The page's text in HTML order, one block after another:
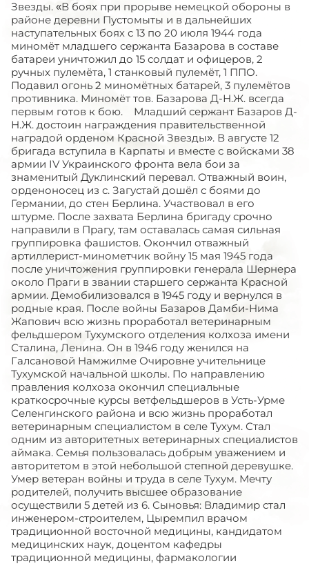
Звезды. «В боях при прорыве немецкой обороны в
районе деревни Пустомыты и в дальнейших
наступательных боях с 13 по 20 июля 1944 года
миномёт младшего сержанта Базарова в составе
батареи уничтожил до 15 солдат и офицеров, 2
ручных пулемёта, 1 станковый пулемёт, 1 ППО.
Подавил огонь 2 миномётных батарей, 3 пулемётов
противника. Миномёт тов. Базарова Д-Н.Ж. всегда
первым готов к бою. Младший сержант Базаров Д-
Н.Ж. достоин награждения правительственной
наградой орденом Красной Звезды». В августе 12
бригада вступила в Карпаты и вместе с войсками 38
армии IV Украинского фронта вела бои за
знаменитый Дуклинский перевал. Отважный воин,
орденоносец из с. Загустай дошёл с боями до
Германии, до стен Берлина. Участвовал в его
штурме. После захвата Берлина бригаду срочно
направили в Прагу, там оставалась самая сильная
группировка фашистов. Окончил отважный
артиллерист-минометчик войну 15 мая 1945 года
после уничтожения группировки генерала Шернера
около Праги в звании старшего сержанта Красной
армии. Демобилизовался в 1945 году и вернулся в
родные края. После войны Базаров Дамби-Нима
Жапович всю жизнь проработал ветеринарным
фельдшером Тухумского отделения колхоза имени
Сталина, Ленина. Он в 1946 году женился на
Галсановой Намжилме Очировне учительнице
Тухумской начальной школы. По направлению
правления колхоза окончил специальные
краткосрочные курсы ветфельдшеров в Усть-Урме
Селенгинского района и всю жизнь проработал
ветеринарным специалистом в селе Тухум. Стал
одним из авторитетных ветеринарных специалистов
аймака. Семья пользовалась добрым уважением и
авторитетом в этой небольшой степной деревушке.
Умер ветеран войны и труда в селе Тухум. Мечту
родителей, получить высшее образование
осуществили 5 детей из 6. Сыновья: Владимир стал
инженером-строителем, Цыремпил врачом
традиционной восточной медицины, кандидатом
медицинских наук, доцентом кафедры
традиционной медицины, фармакологии